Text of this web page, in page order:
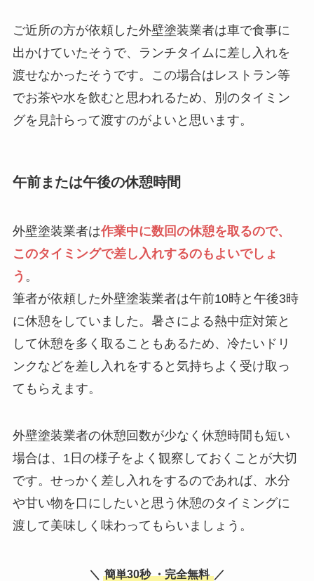
ご近所の方が依頼した外壁塗装業者は車で食事に
出かけていたそうで、ランチタイムに差し入れを
渡せなかったそうです。この場合はレストラン等
でお茶や水を飲むと思われるため、別のタイミン
グを見計らって渡すのがよいと思います。
午前または午後の休憩時間
外壁塗装業者は作業中に数回の休憩を取るので、
このタイミングで差し入れするのもよいでしょ
う 。
筆者が依頼した外壁塗装業者は午前10時と午後3時
に休憩をしていました。暑さによる熱中症対策と
して休憩を多く取ることもあるため、冷たいドリ
ンクなどを差し入れをすると気持ちよく受け取っ
てもらえます。
外壁塗装業者の休憩回数が少なく休憩時間も短い
場合は、1日の様子をよく観察しておくことが大切
です。せっかく差し入れをするのであれば、水分
や甘い物を口にしたいと思う休憩のタイミングに
渡して美味しく味わってもらいましょう。
＼ 簡単30秒 ・完全無料 ／